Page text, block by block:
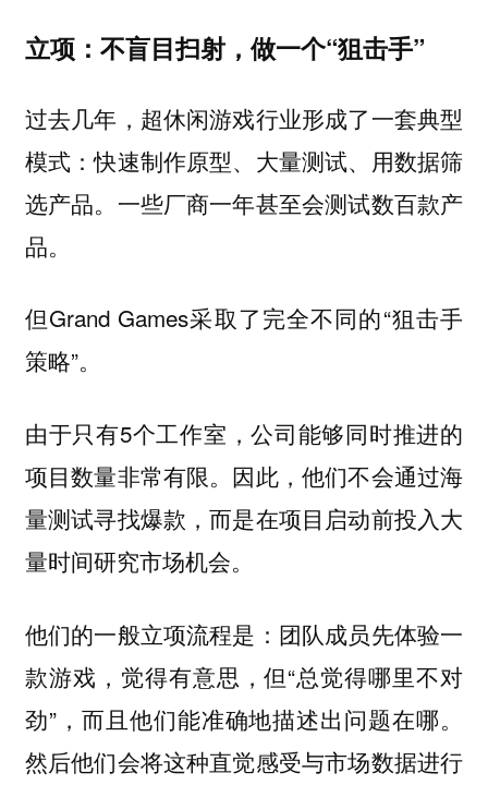
立项：不盲目扫射，做一个“狙击手”
过去几年，超休闲游戏行业形成了一套典型
模式：快速制作原型、大量测试、用数据筛
选产品。一些厂商一年甚至会测试数百款产
品。
但Grand Games采取了完全不同的“狙击手
策略”。
由于只有5个工作室，公司能够同时推进的
项目数量非常有限。因此，他们不会通过海
量测试寻找爆款，而是在项目启动前投入大
量时间研究市场机会。
他们的一般立项流程是：团队成员先体验一
款游戏，觉得有意思，但“总觉得哪里不对
劲”，而且他们能准确地描述出问题在哪。
然后他们会将这种直觉感受与市场数据进行